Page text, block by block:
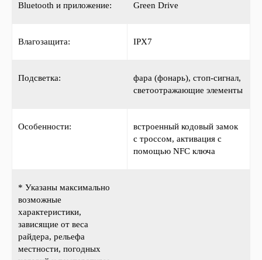
Bluetooth и приложение: Green Drive
Влагозащита: IPX7
Подсветка:
фара (фонарь), стоп-сигнал,
светоотражающие элементы
Особенности:
встроенный кодовый замок
с троссом, активация с
помощью NFC ключа
* Указаны максимально
возможные
характеристики,
зависящие от веса
райдера, рельефа
местности, погодных